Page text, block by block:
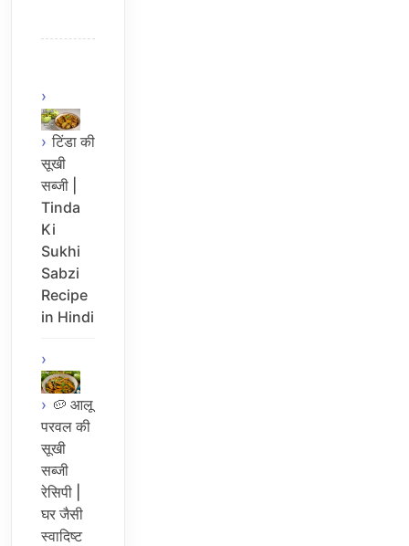
टिंडा की
सूखी
सब्जी |
Tinda
Ki
Sukhi
Sabzi
Recipe
in Hindi
🥔 आलू
परवल की
सूखी
सब्जी
रेसिपी |
घर जैसी
स्वादिष्ट